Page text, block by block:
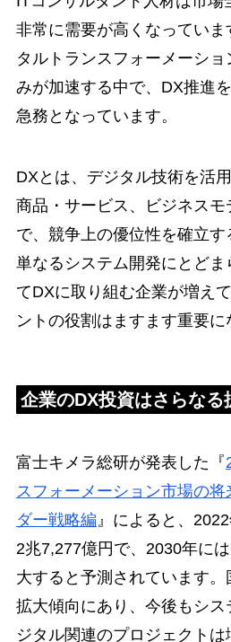
非常に需要が高くなってい
タルトランスフォーメーシ
みが加速する中で、DX推進
急務となっています。
DXとは、デジタル技術を活
商品・サービス、ビジネスモ
で、競争上の優位性を確立す
単なるシステム開発にとどま
てDXに取り組む企業が増え
ントの役割はますます重要に
企業のDX投資はさらなる
富士キメラ総研が発表した『
スフォーメーション市場の
ダー戦略編 』によると、
2兆7,277億円で、2030年に
大すると予測されています
拡大傾向にあり、今後もシ
ジタル関連のプロジェクト